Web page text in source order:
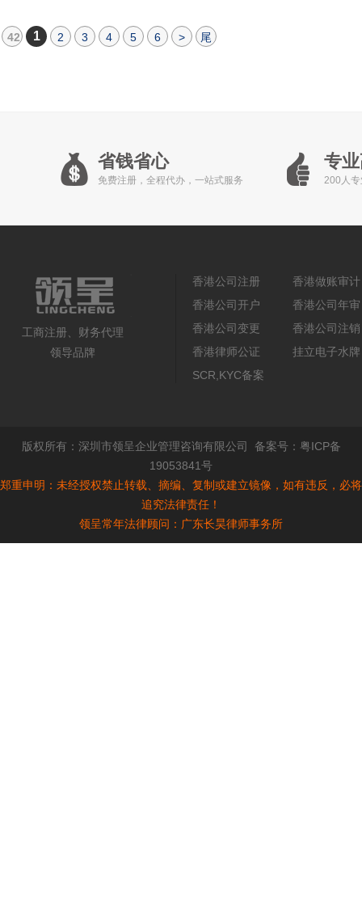
42 1 2 3 4 5 6 > 尾
省钱省心
免费注册，全程代办，一站式服务
专
200人
工商注册、财务代理
领导品牌
香港公司注册
香港做账审计
香港公司开户
香港公司年审
香港公司变更
香港公司注销
香港律师公证
挂立电子水牌
SCR,KYC备案
版权所有： 深圳市领呈企业管理咨询有限公司 备案号： 粤ICP备
19053841号
郑重申明：未经授权禁止转载、摘编、复制或建立镜像，如有违反，必将
追究法律责任！
领呈常年法律顾问：广东长昊律师事务所